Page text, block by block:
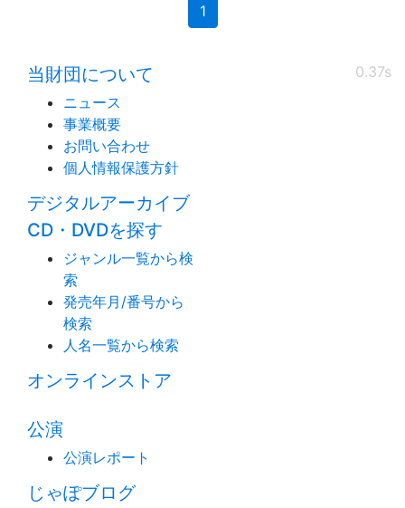
1(current)
0.37s
当財団について
ニュース
事業概要
お問い合わせ
個人情報保護方針
デジタルアーカイブ
CD・DVDを探す
ジャンル一覧から検
索
発売年月/番号から
検索
人名一覧から検索
オンラインストア
公演
公演レポート
じゃぽブログ